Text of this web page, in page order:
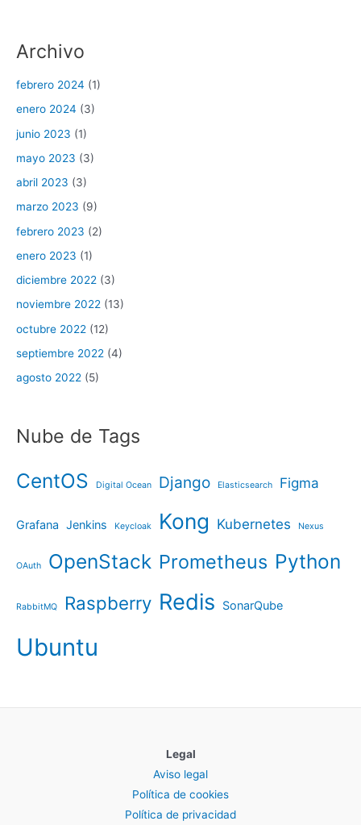
Archivo
febrero 2024 (1)
enero 2024 (3)
junio 2023 (1)
mayo 2023 (3)
abril 2023 (3)
marzo 2023 (9)
febrero 2023 (2)
enero 2023 (1)
diciembre 2022 (3)
noviembre 2022 (13)
octubre 2022 (12)
septiembre 2022 (4)
agosto 2022 (5)
Nube de Tags
CentOS Digital Ocean Django Elasticsearch Figma
Grafana Jenkins Keycloak Kong Kubernetes Nexus
OAuth OpenStack Prometheus Python
RabbitMQ Raspberry Redis SonarQube
Ubuntu
Legal
Aviso legal
Política de cookies
Política de privacidad